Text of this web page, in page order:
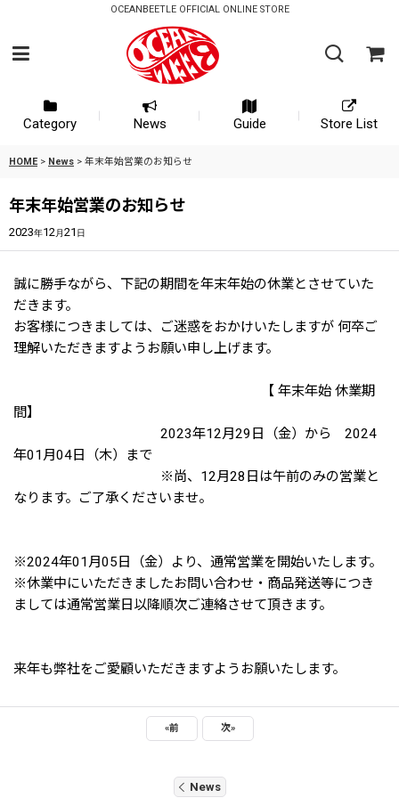
OCEANBEETLE OFFICIAL ONLINE STORE
Category News Guide Store List
HOME > News > 年末年始営業のお知らせ
年末年始営業のお知らせ
2023年12 月21 日
誠に勝手ながら、下記の期間を年末年始の休業とさせていた
だきます。
お客様につきましては、ご迷惑をおかけいたしますが 何卒ご
理解いただきますようお願い申し上げます。
【 年末年始 休業期
間】
2023年12月29日（金）から 2024
年01月04日（木）まで
※尚、12月28日は午前のみの営業と
なります。ご了承くださいませ。
※2024年01月05日（金）より、通常営業を開始いたします。
※休業中にいただきましたお問い合わせ・商品発送等につき
ましては通常営業日以降順次ご連絡させて頂きます。
来年も弊社をご愛顧いただきますようお願いたします。
«前 次»
News